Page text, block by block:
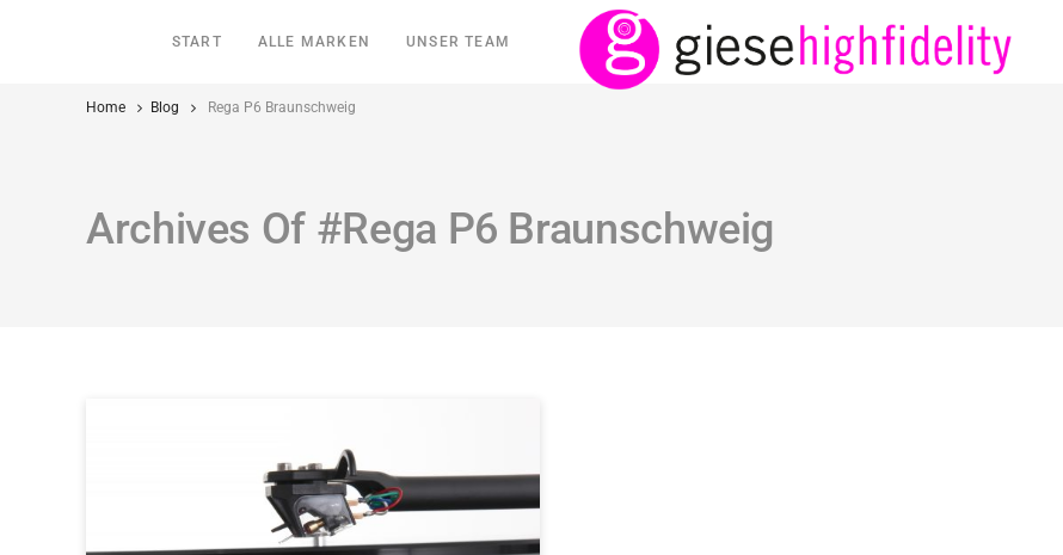
START ALLE MARKEN UNSER TEAM
Home Blog Rega P6 Braunschweig
Archives Of #Rega P6 Braunschweig